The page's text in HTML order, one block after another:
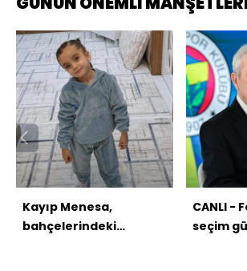
Kayıp Menesa,
bahçelerindeki
CANLI -
seçim